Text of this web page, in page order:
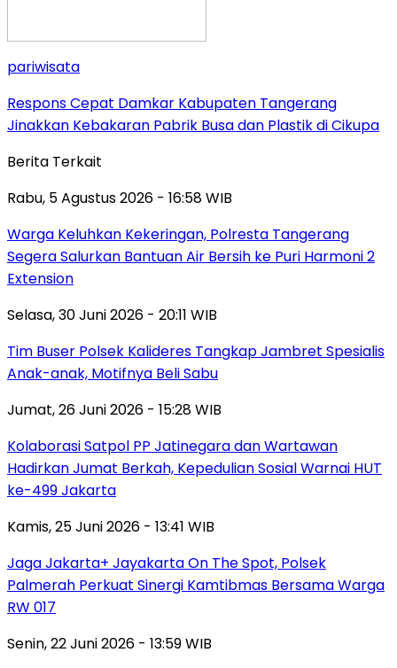
pariwisata
Respons Cepat Damkar Kabupaten Tangerang
Jinakkan Kebakaran Pabrik Busa dan Plastik di Cikupa
Berita Terkait
Rabu, 5 Agustus 2026 - 16:58 WIB
Warga Keluhkan Kekeringan, Polresta Tangerang
Segera Salurkan Bantuan Air Bersih ke Puri Harmoni 2
Extension
Selasa, 30 Juni 2026 - 20:11 WIB
Tim Buser Polsek Kalideres Tangkap Jambret Spesialis
Anak-anak, Motifnya Beli Sabu
Jumat, 26 Juni 2026 - 15:28 WIB
Kolaborasi Satpol PP Jatinegara dan Wartawan
Hadirkan Jumat Berkah, Kepedulian Sosial Warnai HUT
ke-499 Jakarta
Kamis, 25 Juni 2026 - 13:41 WIB
Jaga Jakarta+ Jayakarta On The Spot, Polsek
Palmerah Perkuat Sinergi Kamtibmas Bersama Warga
RW 017
Senin, 22 Juni 2026 - 13:59 WIB